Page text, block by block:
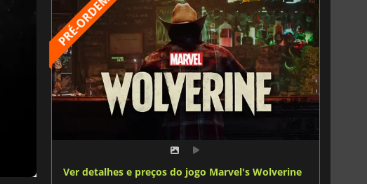
Ver detalhes e preços do jogo Marvel's Wolverine